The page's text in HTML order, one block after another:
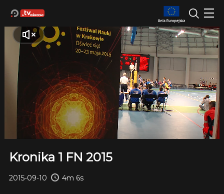
Kronika 1 FN 2015
2015-09-10 4m 6s